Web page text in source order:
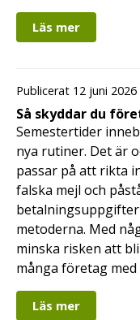
Läs mer
Publicerat 12 juni 2026
Så skyddar du
Semestertider
nya rutiner. Det är
passar på att rikta
falska mejl och
metoderna. Med
minska risken att
många företag
Läs mer